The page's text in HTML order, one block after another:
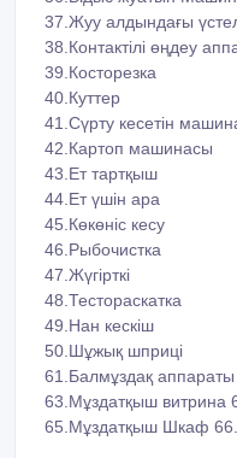
37.Жуу алдындағы үстел
38.Контактілі өңдеу
39.Косторезка
40.Куттер
41.Сүрту кесетін машина
42.Картоп машинасы
43.Ет тартқыш
44.Ет үшін ара
45.Көкөніс кесу
46.Рыбочистка
47.Жүгірткі
48.Тестораскатка
49.Нан кескіш
50.Шұжық шприці
61.Балмұздақ аппараты
63.Мұздатқыш витрина
65.Мұздатқыш Шкаф